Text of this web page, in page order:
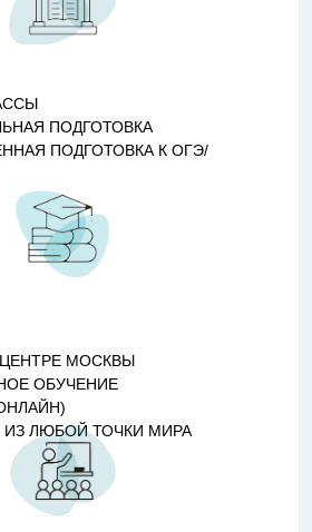
ПОДГОТОВКА
ПОДГОТОВКА К ОГЭ/
МОСКВЫ
ОБУЧЕНИЕ
ЛЮБОЙ ТОЧКИ МИРА